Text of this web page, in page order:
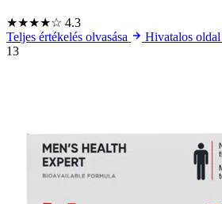
★★★★☆ 4.3
Teljes értékelés olvasása
Hivatalos oldal
13